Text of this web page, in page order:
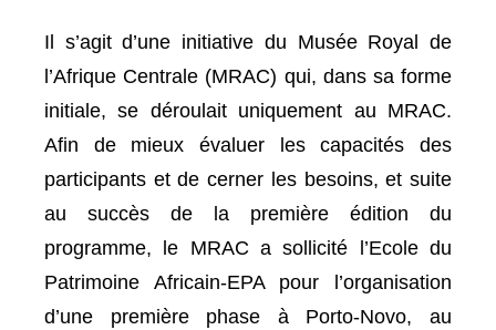
Il s’agit d’une initiative du Musée Royal de
l’Afrique Centrale (MRAC) qui, dans sa forme
initiale, se déroulait uniquement au MRAC.
Afin de mieux évaluer les capacités des
participants et de cerner les besoins, et suite
au succès de la première édition du
programme, le MRAC a sollicité l’Ecole du
Patrimoine Africain-EPA pour l’organisation
d’une première phase à Porto-Novo, au